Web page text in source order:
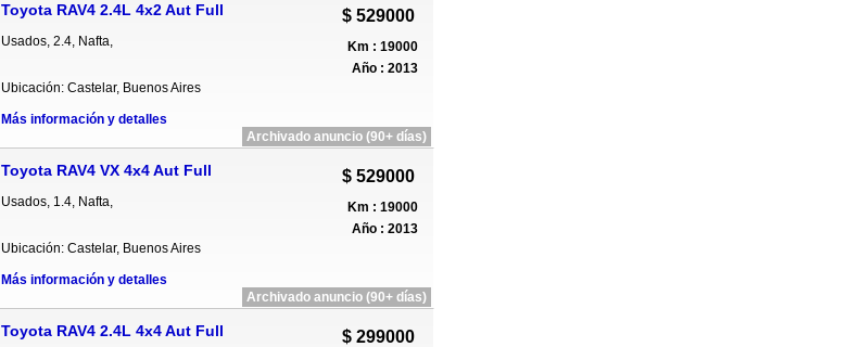
Toyota RAV4 2.4L 4x2 Aut Full
Usados, 2.4, Nafta,
Ubicación: Castelar, Buenos Aires
Más información y detalles
$ 529000
Km : 19000
Año : 2013
Archivado anuncio (90+ días)
Toyota RAV4 VX 4x4 Aut Full
Usados, 1.4, Nafta,
Ubicación: Castelar, Buenos Aires
Más información y detalles
$ 529000
Km : 19000
Año : 2013
Archivado anuncio (90+ días)
Toyota RAV4 2.4L 4x4 Aut Full $ 299000